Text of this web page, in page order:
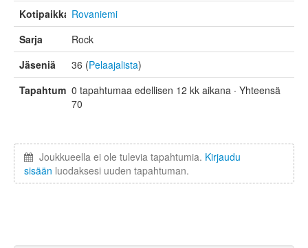
Kotipaikka Rovaniemi
Sarja
Rock
Jäseniä
36 (Pelaajalista)
Tapahtumat0 tapahtumaa edellisen 12 kk aikana · Yhteensä
70
Joukkueella ei ole tulevia tapahtumia. Kirjaudu
sisään luodaksesi uuden tapahtuman.